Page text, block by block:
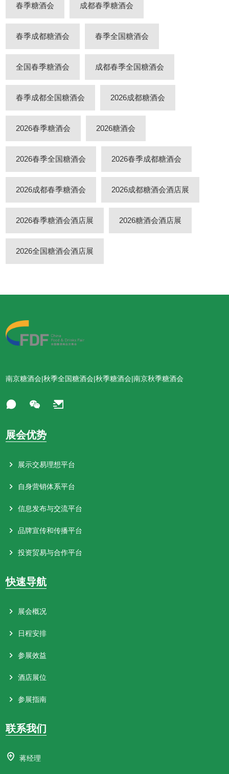
春季糖酒会 成都春季糖酒会
春季成都糖酒会 春季全国糖酒会
全国春季糖酒会 成都春季全国糖酒会
春季成都全国糖酒会 2026成都糖酒会
2026春季糖酒会 2026糖酒会
2026春季全国糖酒会 2026春季成都糖酒会
2026成都春季糖酒会 2026成都糖酒会酒店展
2026春季糖酒会酒店展 2026糖酒会酒店展
2026全国糖酒会酒店展
南京糖酒会|秋季全国糖酒会|秋季糖酒会|南京秋季糖酒会
展会优势
展示交易理想平台
自身营销体系平台
信息发布与交流平台
品牌宣传和传播平台
投资贸易与合作平台
快速导航
展会概况
日程安排
参展效益
酒店展位
参展指南
联系我们
蒋经理